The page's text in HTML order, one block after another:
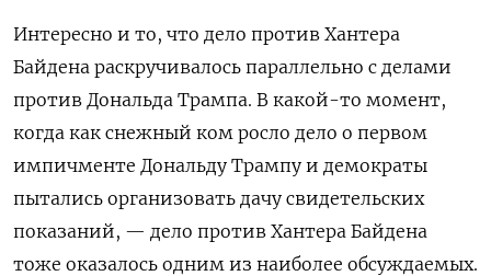
Интересно и то, что дело против Хантера
Байдена раскручивалось параллельно с делами
против Дональда Трампа. В какой-то момент,
когда как снежный ком росло дело о первом
импичменте Дональду Трампу и демократы
пытались организовать дачу свидетельских
показаний, — дело против Хантера Байдена
тоже оказалось одним из наиболее обсуждаемых.